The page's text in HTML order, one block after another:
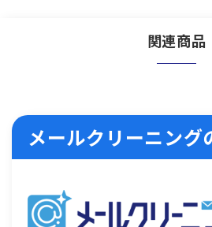
関連商品
メールクリーニング